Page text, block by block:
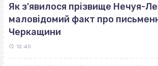
Як з’явилося прізвище Нечуя-
маловідомий факт про
Черкащини
12:40